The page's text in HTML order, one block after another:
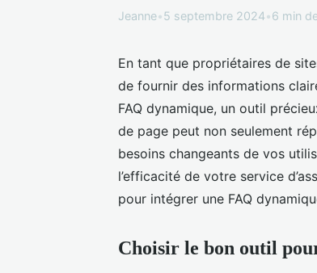
Jeanne•5 septembre 2024•6 min
En tant que propriétaires de
de fournir des informations
FAQ dynamique, un outil
de page peut non seulement
besoins changeants de vos
l’efficacité de votre service
pour intégrer une FAQ
Choisir le bon outil